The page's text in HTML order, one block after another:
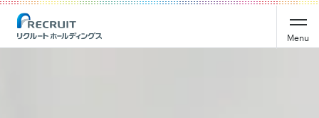
Recruit Holdings
Menu